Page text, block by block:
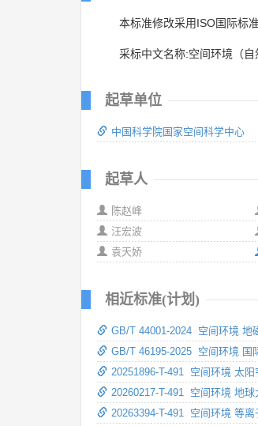
本标准修改采用ISO国际标
采标中文名称:空间环境（自
起草单位
中国科学院国家空间科学中心
起草人
陈赵峰
汪宏波
袁天娇
相近标准(计划)
GB/T 44001-2024 空间环境 地
GB/T 46195-2025 空间环境 国
20251896-T-491 空间环境 太阳
20260217-T-491 空间环境 地
20263394-T-491 空间环境 等